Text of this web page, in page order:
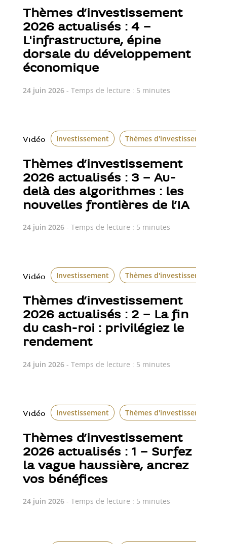
Thèmes d’investissement
2026 actualisés : 4 –
L'infrastructure, épine
dorsale du développement
économique
24 juin 2026- Temps de lecture : 5 minutes
Vidéo Investissement Thèmes d'investissement
Thèmes d’investissement
2026 actualisés : 3 – Au-
delà des algorithmes : les
nouvelles frontières de l’IA
24 juin 2026- Temps de lecture : 5 minutes
Vidéo Investissement Thèmes d'investissement
Thèmes d’investissement
2026 actualisés : 2 – La fin
du cash-roi : privilégiez le
rendement
24 juin 2026- Temps de lecture : 5 minutes
Vidéo Investissement Thèmes d'investissement
Thèmes d’investissement
2026 actualisés : 1 – Surfez
la vague haussière, ancrez
vos bénéfices
24 juin 2026- Temps de lecture : 5 minutes